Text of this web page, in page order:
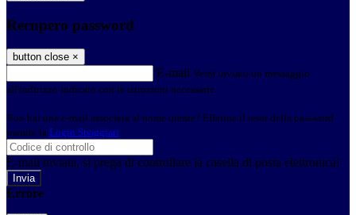
Recupero password
button close ×
E-mail Verrà inviato un messaggio
all'indirizzo indicato con le istruzioni necessarie.
Non hai una e-mail associata al nome utente? Effettua il reset della password
tramite la Login Spaggiari
E-mail inviata, si prega di controllare la casella di posta elettronica!
Errore